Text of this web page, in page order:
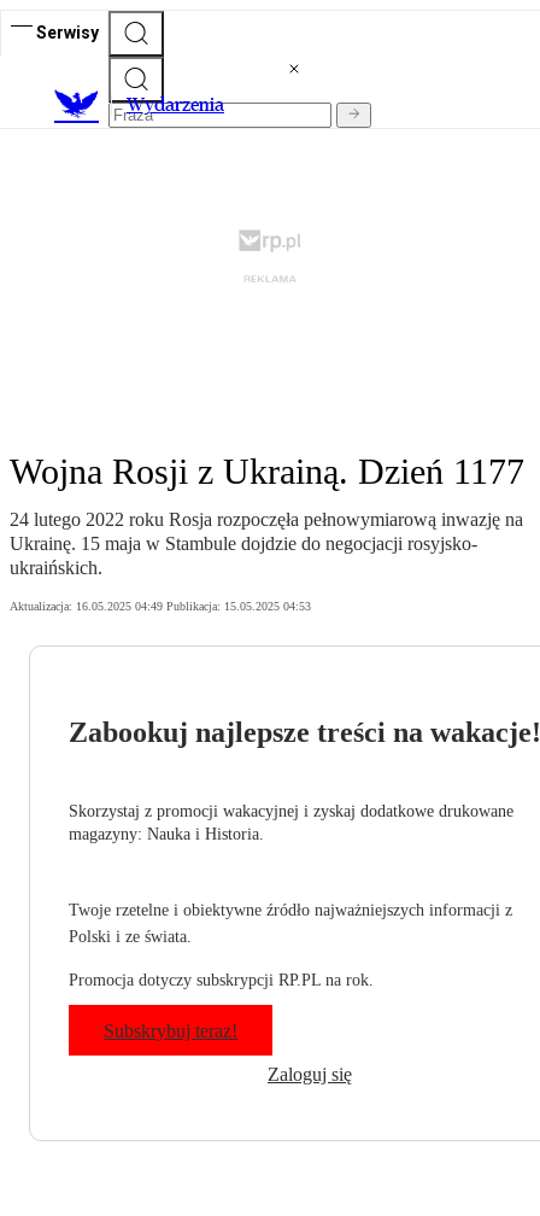
Serwisy
Wydarzenia
Wojna Rosji z Ukrainą. Dzień 1177
24 lutego 2022 roku Rosja rozpoczęła pełnowymiarową inwazję na
Ukrainę. 15 maja w Stambule dojdzie do negocjacji rosyjsko-
ukraińskich.
Aktualizacja: 16.05.2025 04:49 Publikacja: 15.05.2025 04:53
Zabookuj najlepsze treści na wakacje!
Skorzystaj z promocji wakacyjnej i zyskaj dodatkowe drukowane
magazyny: Nauka i Historia.
Twoje rzetelne i obiektywne źródło najważniejszych informacji z
Polski i ze świata.
Promocja dotyczy subskrypcji RP.PL na rok.
Subskrybuj teraz!
Zaloguj się